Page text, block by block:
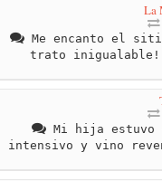
La
Me encanto el
trato
Mi hija estuvo
intensivo y vino